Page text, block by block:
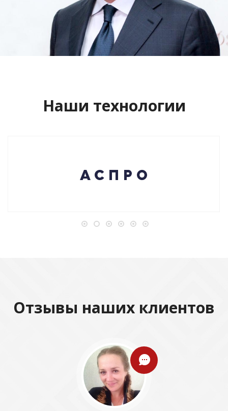
Смотреть проект
Наши технологии
Отзывы наших клиентов